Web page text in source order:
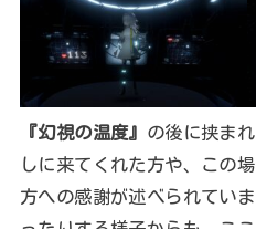
『幻視の温度』 の後に挟ま
しに来てくれた方や、この
方への感謝が述べられてい